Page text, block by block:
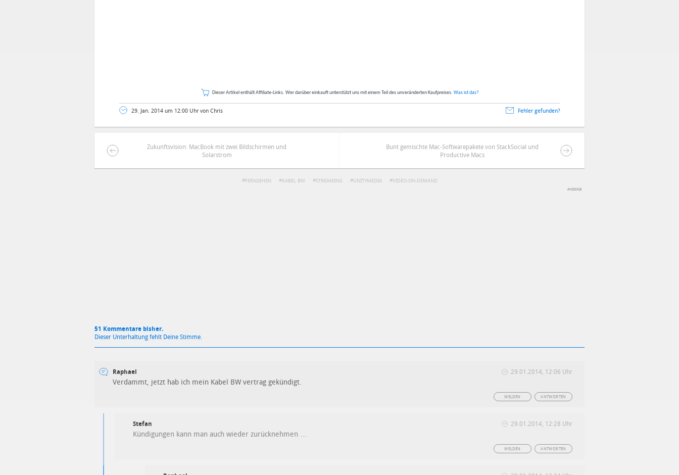
Dieser Artikel enthält Affiliate-Links. Wer darüber einkauft unterstützt uns mit einem Teil des unveränderten Kaufpreises. Was ist das?
29. Jan. 2014 um 12:00 Uhr von Chris Fehler gefunden?
Zukunftsvision: MacBook mit zwei Bildschirmen und
Solarstrom
Bunt gemischte Mac-Softwarepakete von StackSocial und
Productive Macs
FERNSEHEN KABEL BW STREAMING UNITYMEDIA VIDEO-ON-DEMAND
51 Kommentare bisher.
Dieser Unterhaltung fehlt Deine Stimme.
Raphael 29.01.2014, 12:06 Uhr
Verdammt, jetzt hab ich mein Kabel BW vertrag gekündigt.
ANTWORTEN
MELDEN
Stefan 29.01.2014, 12:28 Uhr
Kündigungen kann man auch wieder zurücknehmen …
ANTWORTEN
MELDEN